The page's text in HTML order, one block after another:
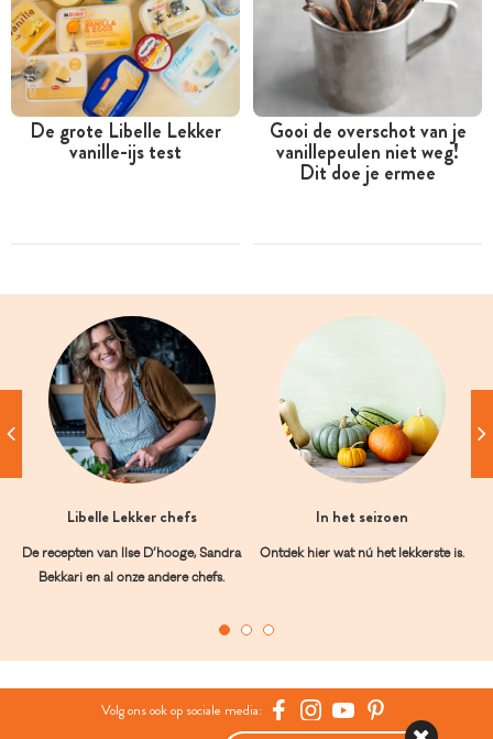
De grote Libelle Lekker
vanille-ijs test
Gooi de overschot van je
vanillepeulen niet weg!
Dit doe je ermee
Libelle Lekker chefs
De recepten van Ilse D’hooge, Sandra
Bekkari en al onze andere chefs.
In het seizoen
Ontdek hier wat nú het lekkerste is.
Volg ons ook op sociale media: